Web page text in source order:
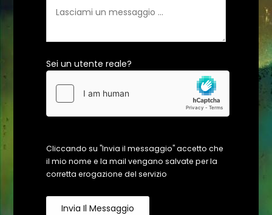
Sei un utente reale?
Cliccando su "Invia il messaggio" accetto che
il mio nome e la mail vengano salvate per la
corretta erogazione del servizio
Invia Il Messaggio